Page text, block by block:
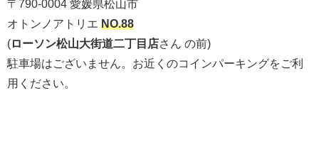
〒790-0004 愛媛県松山市
オトンノアトリエ NO.88
(ローソン松山大街道二丁目店さん の前)
駐車場はございません。お近くのコインパーキングをご利
用ください。